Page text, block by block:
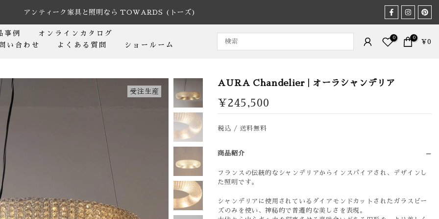
アンティークな味わいとハイクオリティな仕上がり
事例
オンラインカタログ
い合わせ
よくある質問 ショールーム
0 0
¥0
受注生産
AURA Chandelier | オーラシャンデリア
¥245,500
税込 / 送料無料
商品紹介
フランスの伝統的なシャンデリアからインスパイアされ、デザインし
た照明です。
シャンデリアに使用されているダイアモンドカットされたガラスビー
ズのみを使い、神秘的で普遷的な美しさを表現。